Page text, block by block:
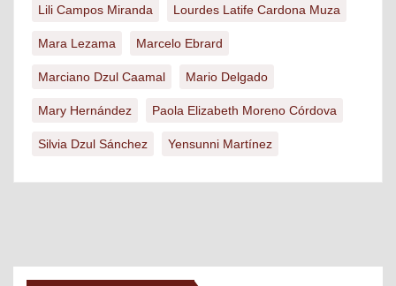
Lili Campos Miranda Lourdes Latife Cardona Muza
Mara Lezama Marcelo Ebrard
Marciano Dzul Caamal Mario Delgado
Mary Hernández Paola Elizabeth Moreno Córdova
Silvia Dzul Sánchez Yensunni Martínez